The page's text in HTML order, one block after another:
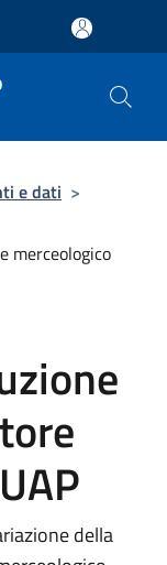
e dati >
merceologico
della